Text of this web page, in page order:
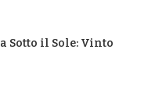
Sotto il Sole: Vinto